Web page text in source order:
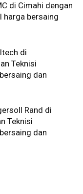
di Cimahi dengan
harga bersaing
di
Teknisi
dan
Rand di
Teknisi
dan